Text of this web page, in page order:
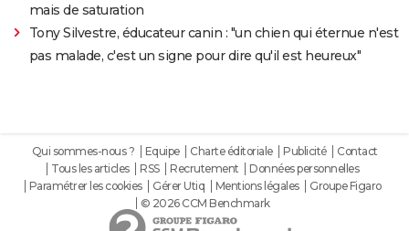
mais de saturation
Tony Silvestre, éducateur canin : "un chien qui éternue n'est
pas malade, c'est un signe pour dire qu'il est heureux"
Qui sommes-nous ? Equipe Charte éditoriale Publicité
Contact
Tous les articles
RSS Recrutement
Données personnelles
Paramétrer les cookies
Gérer Utiq Mentions légales
Groupe Figaro
© 2026 CCM Benchmark